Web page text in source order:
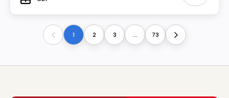
Type
Previous1 2 3 ... 73 Next